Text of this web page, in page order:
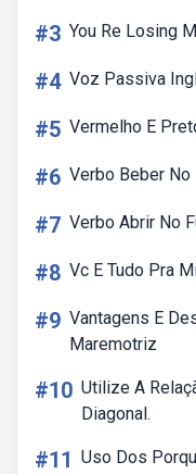
#3 You Re Losing
#4 Voz Passiva
#5 Vermelho E
#6 Verbo Beber No
#7 Verbo Abrir No
#8 Vc E Tudo Pra
#9 Vantagens E
Maremotriz
#10 Utilize A
Diagonal.
#11 Uso Dos